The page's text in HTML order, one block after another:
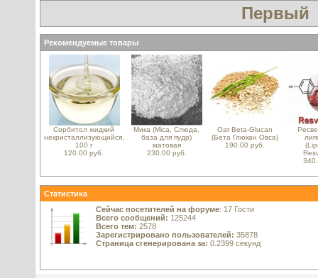
Первый
Рекомендуемые товары
Сорбитол жидкий
некристаллизующийся,
100 г
120.00 руб.
Мика (Mica, Слюда,
база для пудр)
матовая
230.00 руб.
Oat Beta-Glucan
(Бета Глюкан Овса)
190.00 руб.
Статистика
Сейчас посетителей на форуме: 17 Гости
Всего сообщений: 125244
Всего тем: 2578
Зарегистрировано пользователей: 35878
Страница сгенерирована за: 0.2399 секунд